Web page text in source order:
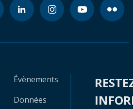
Évènements
Données